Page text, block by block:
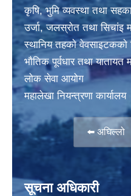
कृषि, भुमि व्यवस्था तथा
उर्जा, जलस्राेत तथा सिचांइ
स्थानिय तहकाे वेवसाइटककाे
भाैतिक पूर्वधार तथा
लाेक सेवा आयोग
महालेखा नियन्त्रणा कार्यालय
⬅️ अघिल्लो
सूचना अधिकारी